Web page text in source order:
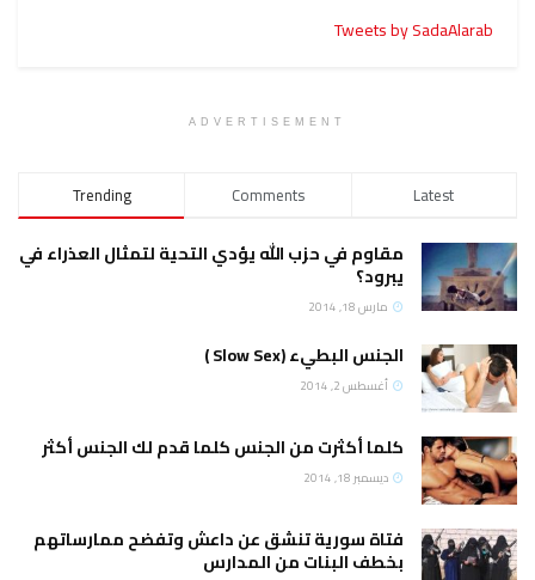
Tweets by SadaAlarab
ADVERTISEMENT
Trending Comments Latest
مقاوم في حزب الله يؤدي التحية لتمثال العذراء في
يبرود؟
مارس 18, 2014
الجنس البطيء (Slow Sex )
أغسطس 2, 2014
كلما أكثرت من الجنس كلما قدم لك الجنس أكثر
ديسمبر 18, 2014
فتاة سورية تنشق عن داعش وتفضح ممارساتهم
بخطف البنات من المدارس